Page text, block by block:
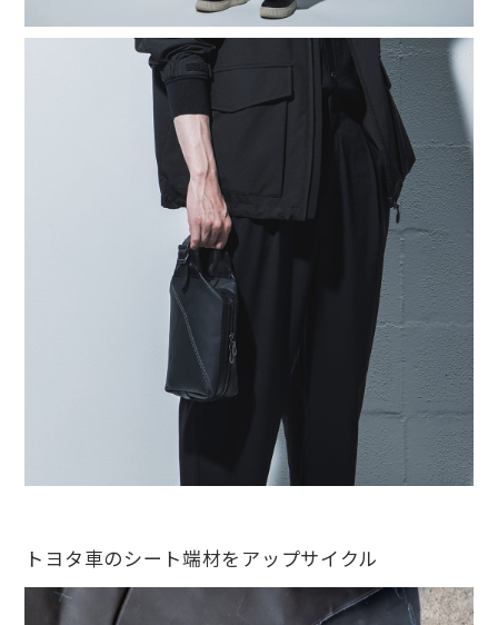
トヨタ車のシート端材をアップサイクル